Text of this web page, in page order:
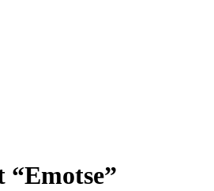
“Emotse”